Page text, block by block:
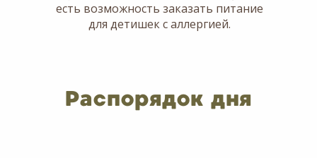
есть возможность заказать питание
для детишек с аллергией.
Распорядок дня